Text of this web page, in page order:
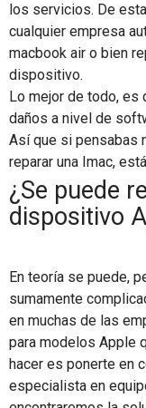
los servicios. De
cualquier empresa
macbook air o bien
dispositivo.
Lo mejor de todo,
daños a nivel de
Así que si pensabas
reparar una Imac,
¿Se puede
dispositivo
En teoría se puede,
sumamente
en muchas de las
para modelos Apple
hacer es ponerte en
especialista en